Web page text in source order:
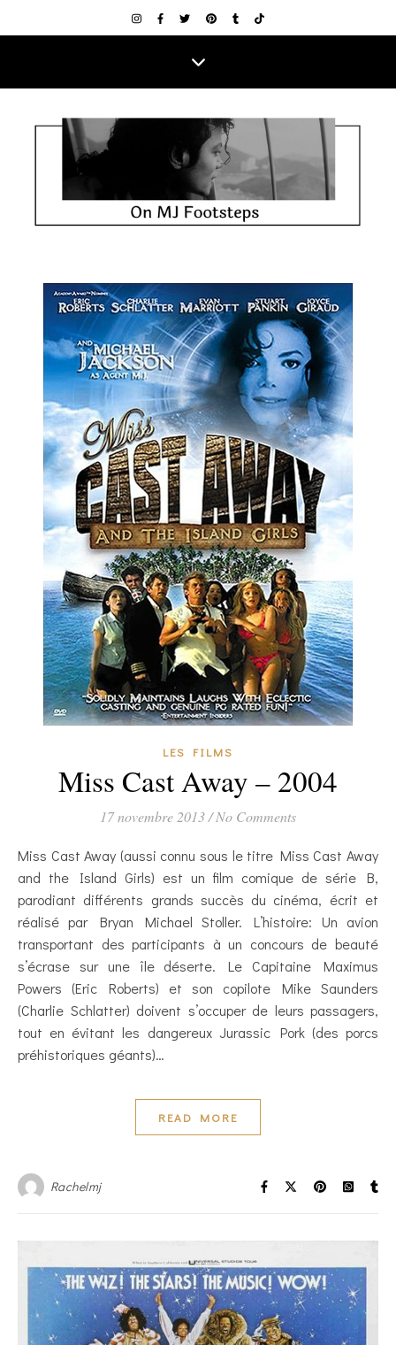
LES FILMS
Miss Cast Away – 2004
17 novembre 2013/ No Comments
Miss Cast Away (aussi connu sous le titre Miss Cast Away
and the Island Girls) est un film comique de série B,
parodiant différents grands succès du cinéma, écrit et
réalisé par Bryan Michael Stoller. L’histoire: Un avion
transportant des participants à un concours de beauté
s’écrase sur une île déserte. Le Capitaine Maximus
Powers (Eric Roberts) et son copilote Mike Saunders
(Charlie Schlatter) doivent s’occuper de leurs passagers,
tout en évitant les dangereux Jurassic Pork (des porcs
préhistoriques géants)…
READ MORE
Rachelmj